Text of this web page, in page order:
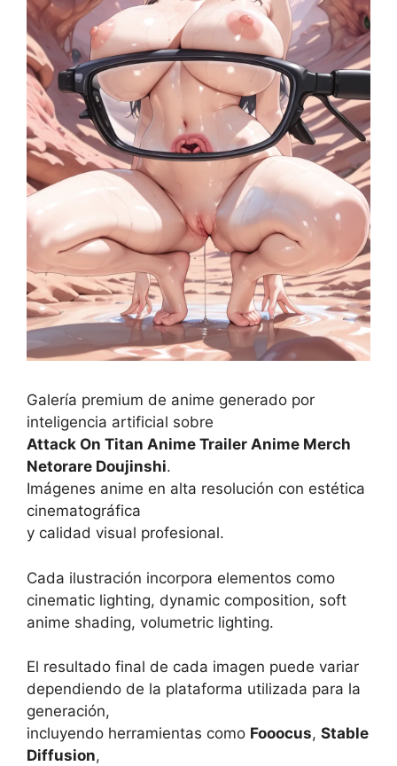
Galería premium de anime generado por
inteligencia artificial sobre
Attack On Titan Anime Trailer Anime Merch
Netorare Doujinshi.
Imágenes anime en alta resolución con estética
cinematográfica
y calidad visual profesional.
Cada ilustración incorpora elementos como
cinematic lighting, dynamic composition, soft
anime shading, volumetric lighting.
El resultado final de cada imagen puede variar
dependiendo de la plataforma utilizada para la
generación,
incluyendo herramientas como Fooocus, Stable
Diffusion,